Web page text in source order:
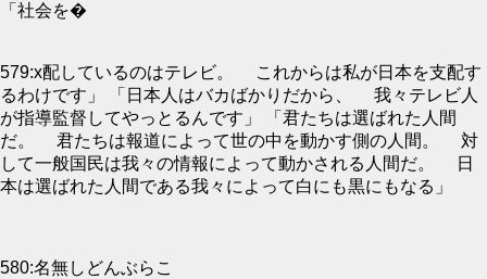
「社会を�
579:x配しているのはテレビ。 これからは私が日本を支配す
るわけです」 「日本人はバカばかりだから、 我々テレビ人
が指導監督してやっとるんです」 「君たちは選ばれた人間
だ。 君たちは報道によって世の中を動かす側の人間。 対
して一般国民は我々の情報によって動かされる人間だ。 日
本は選ばれた人間である我々によって白にも黒にもなる」
580:名無しどんぶらこ